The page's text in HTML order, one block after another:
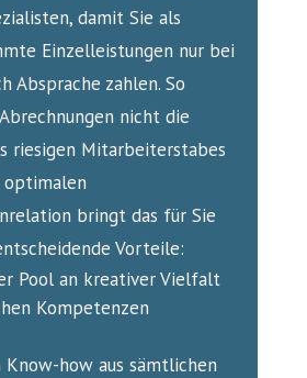
damit Sie als
Einzelleistungen nur bei
Absprache zahlen. So
nicht die
riesigen Mitarbeiterstabes
optimalen
bringt das für Sie
Vorteile:
Pool an kreativer Vielfalt
Kompetenzen
Know-how aus sämtlichen